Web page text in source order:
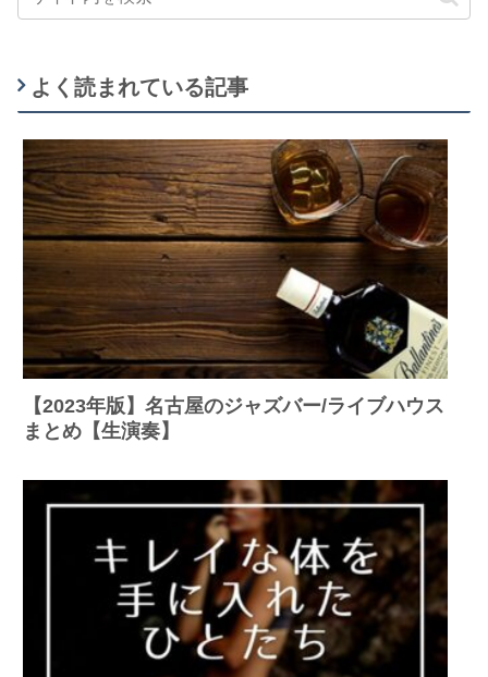
よく読まれている記事
【2023年版】名古屋のジャズバー/ライブハウス
まとめ【生演奏】